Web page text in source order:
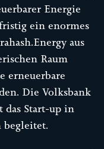
Energie
ein enormes
aus
Raum
erneuerbare
Die Volksbank
das Start-up in
begleitet.